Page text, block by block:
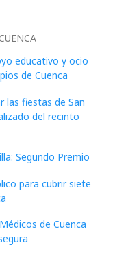
educativo y ocio
de Cuenca
las fiestas de San
del recinto
Segundo Premio
para cubrir siete
de Cuenca